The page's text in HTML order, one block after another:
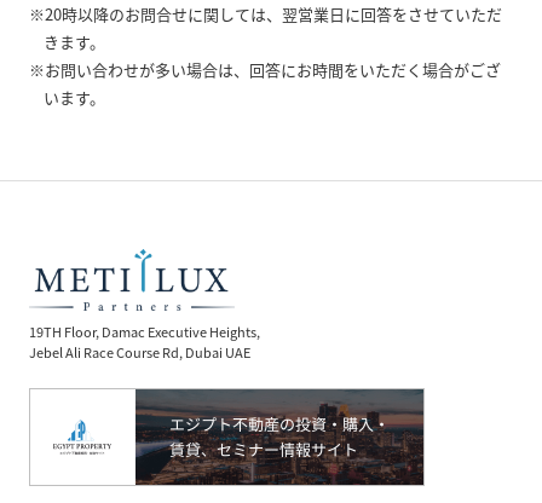
※20時以降のお問合せに関しては、翌営業日に回答をさせていただ
きます。
※お問い合わせが多い場合は、回答にお時間をいただく場合がござ
います。
19TH Floor, Damac Executive Heights,
Jebel Ali Race Course Rd, Dubai UAE